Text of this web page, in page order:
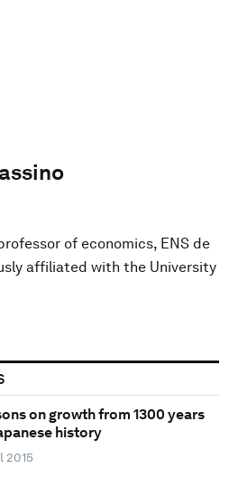
of economics, ENS de
affiliated with the University
on growth from 1300 years
history
2015